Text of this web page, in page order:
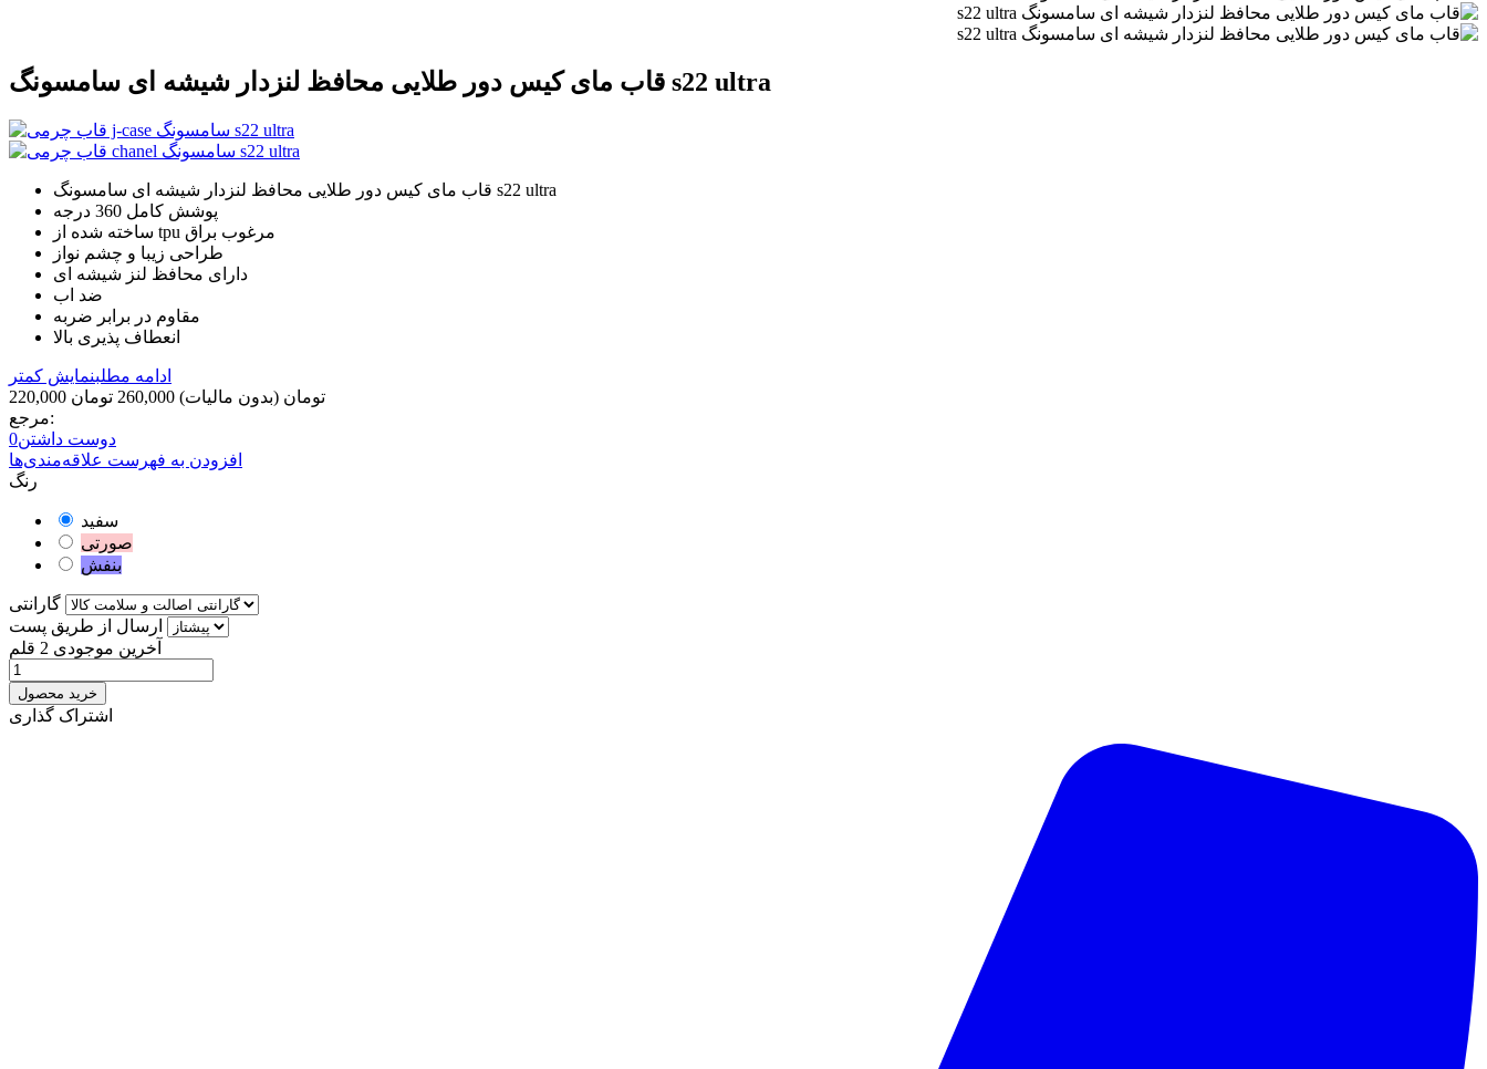
قاب مای کیس دور طلایی محافظ لنزدار شیشه ای سامسونگ s22 ultra
قاب مای کیس دور طلایی محافظ لنزدار شیشه ای سامسونگ s22 ultra
پوشش کامل 360 درجه
ساخته شده از tpu مرغوب براق
طراحی زیبا و چشم نواز
دارای محافظ لنز شیشه ای
مقاوم در برابر ضربه
انعطاف پذیری بالا
ادامه مطلبنمایش کمتر
220,000 تومان (بدون مالیات) 260,000 تومان
مرجع:
دوست داشتن0
افزودن به فهرست علاقه‌مندی‌ها
رنگ
سفید
صورتی
بنفش
گارانتی
ارسال از طریق پست
آخرین موجودی 2 قلم
خرید محصول
اشتراک گذاری